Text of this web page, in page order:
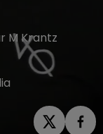
M Krantz